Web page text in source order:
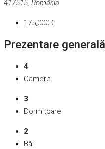
417515, România
175,000 €
Prezentare generală
4
Camere
3
Dormitoare
2
Băi